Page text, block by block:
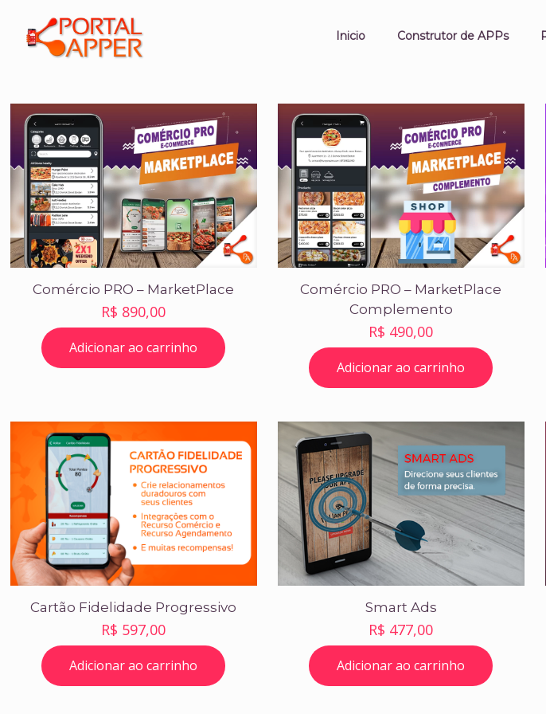
Inicio Construtor de APPs
Comércio PRO – MarketPlace
R$ 890,00
Adicionar ao carrinho
Comércio PRO – MarketPlace
Complemento
R$ 490,00
Adicionar ao carrinho
Cartão Fidelidade Progressivo
R$ 597,00
Adicionar ao carrinho
Smart Ads
R$ 477,00
Adicionar ao carrinho